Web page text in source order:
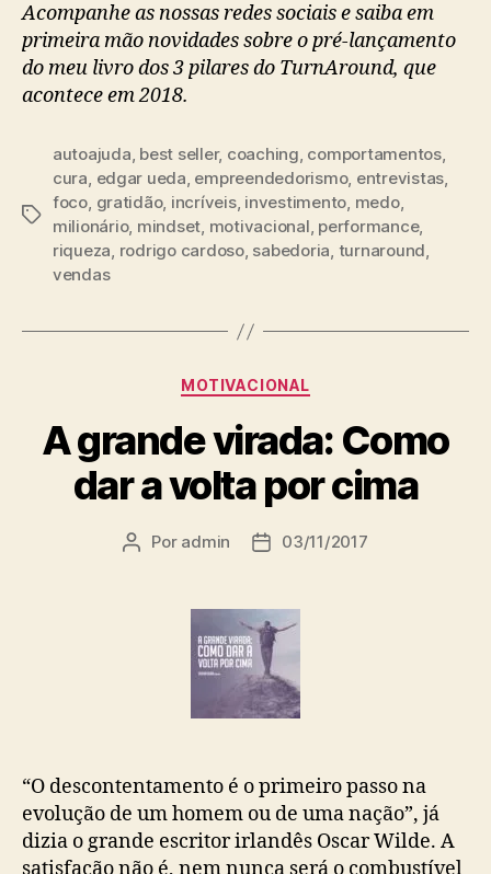
Acompanhe as nossas redes sociais e saiba em
primeira mão novidades sobre o pré-lançamento
do meu livro dos 3 pilares do TurnAround, que
acontece em 2018.
autoajuda, best seller, coaching, comportamentos,
cura, edgar ueda, empreendedorismo, entrevistas,
foco, gratidão, incríveis, investimento, medo,
milionário, mindset, motivacional, performance,
riqueza, rodrigo cardoso, sabedoria, turnaround,
vendas
MOTIVACIONAL
A grande virada: Como
dar a volta por cima
Por admin 03/11/2017
“O descontentamento é o primeiro passo na
evolução de um homem ou de uma nação”, já
dizia o grande escritor irlandês Oscar Wilde. A
satisfação não é, nem nunca será o combustível